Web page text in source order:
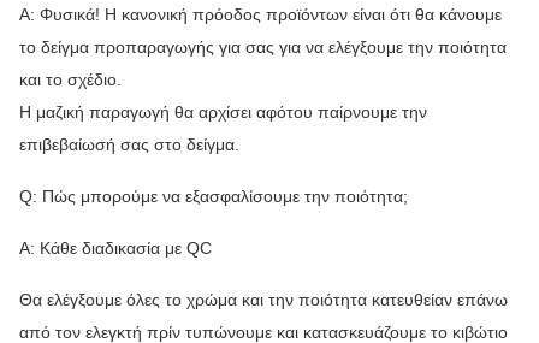
Α: Φυσικά! Η κανονική πρόοδος προϊόντων είναι ότι θα κάνουμε
το δείγμα προπαραγωγής για σας για να ελέγξουμε την ποιότητα
και το σχέδιο.
Η μαζική παραγωγή θα αρχίσει αφότου παίρνουμε την
επιβεβαίωσή σας στο δείγμα.
Q: Πώς μπορούμε να εξασφαλίσουμε την ποιότητα;
Α: Κάθε διαδικασία με QC
Θα ελέγξουμε όλες το χρώμα και την ποιότητα κατευθείαν επάνω
από τον ελεγκτή πρίν τυπώνουμε και κατασκευάζουμε το κιβώτιο